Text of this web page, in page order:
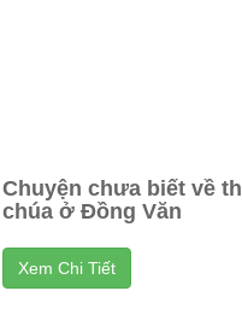
Chuyện chưa biết về
chúa ở Đồng Văn
Xem Chi Tiết